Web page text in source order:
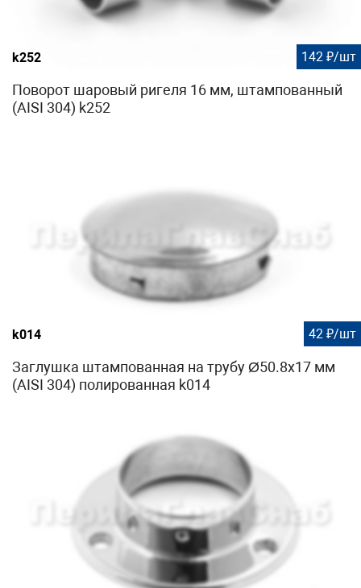
k252 142 ₽/шт
Поворот шаровый ригеля 16 мм, штампованный
(AISI 304) k252
k014 42 ₽/шт
Заглушка штампованная на трубу Ø50.8х17 мм
(AISI 304) полированная k014